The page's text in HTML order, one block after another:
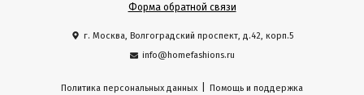
Форма обратной связи
г. Москва, Волгоградский проспект, д.42, корп.5
info@homefashions.ru
Политика персональных данных Помощь и поддержка